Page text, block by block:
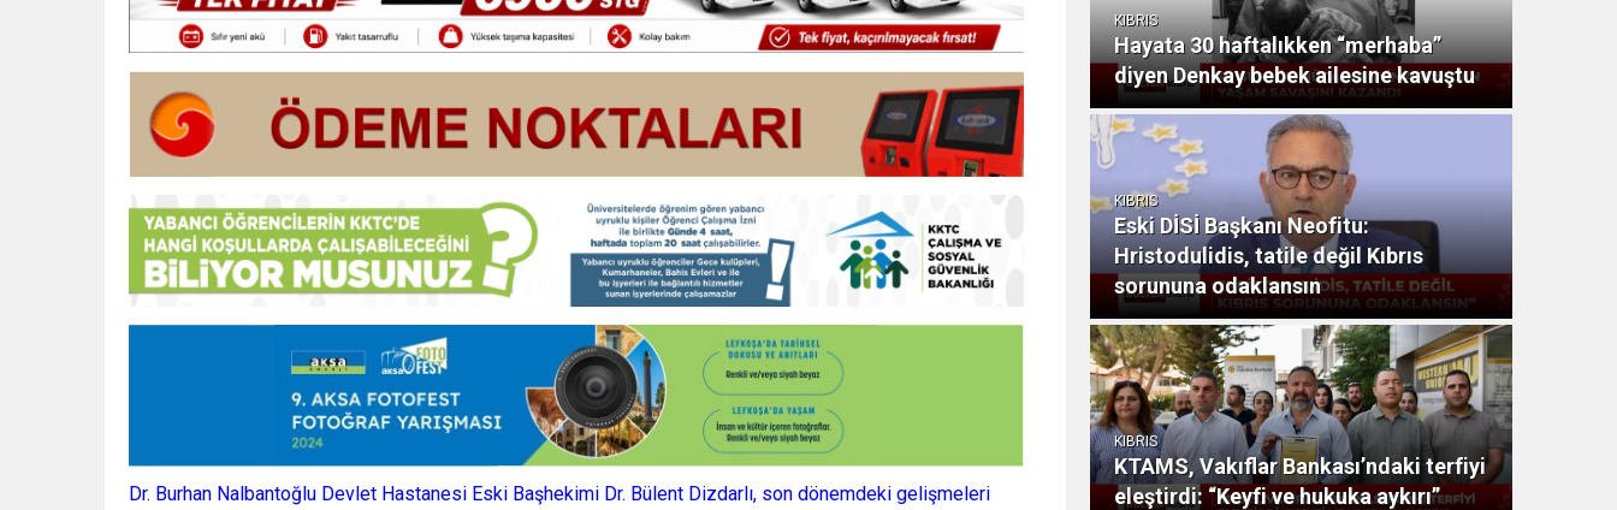
Dr. Burhan Nalbantoğlu Devlet Hastanesi Eski Başhekimi Dr. Bülent Dizdarlı, son dönemdeki gelişmeleri
KIBRIS
Hayata 30 haftalıkken “merhaba”
diyen Denkay bebek ailesine kavuştu
KIBRIS
Eski DİSİ Başkanı Neofitu:
Hristodulidis, tatile değil Kıbrıs
sorununa odaklansın
KIBRIS
KTAMS, Vakıflar Bankası’ndaki terfiyi
eleştirdi: “Keyfi ve hukuka aykırı”